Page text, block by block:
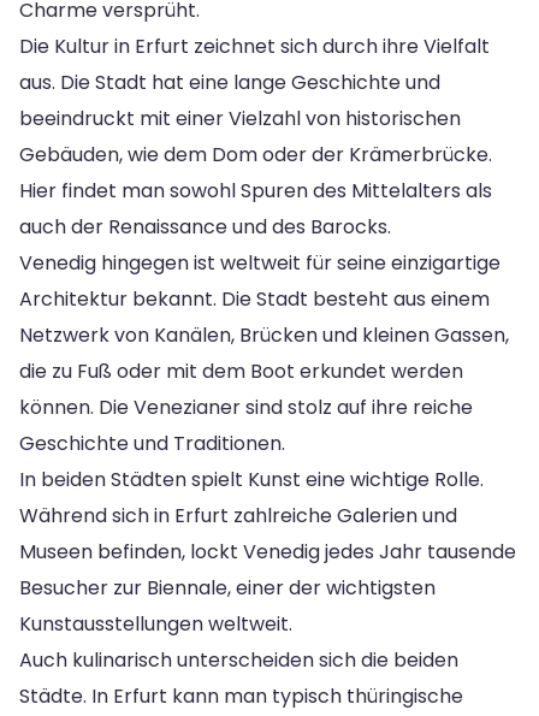
Charme versprüht.
Die Kultur in Erfurt zeichnet sich durch ihre Vielfalt
aus. Die Stadt hat eine lange Geschichte und
beeindruckt mit einer Vielzahl von historischen
Gebäuden, wie dem Dom oder der Krämerbrücke.
Hier findet man sowohl Spuren des Mittelalters als
auch der Renaissance und des Barocks.
Venedig hingegen ist weltweit für seine einzigartige
Architektur bekannt. Die Stadt besteht aus einem
Netzwerk von Kanälen, Brücken und kleinen Gassen,
die zu Fuß oder mit dem Boot erkundet werden
können. Die Venezianer sind stolz auf ihre reiche
Geschichte und Traditionen.
In beiden Städten spielt Kunst eine wichtige Rolle.
Während sich in Erfurt zahlreiche Galerien und
Museen befinden, lockt Venedig jedes Jahr tausende
Besucher zur Biennale, einer der wichtigsten
Kunstausstellungen weltweit.
Auch kulinarisch unterscheiden sich die beiden
Städte. In Erfurt kann man typisch thüringische